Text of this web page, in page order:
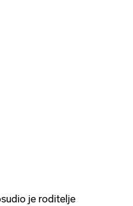
je roditelje